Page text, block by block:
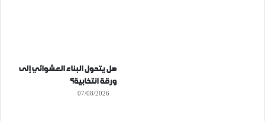
هل يتحول البناء العشوائي إلى
ورقة انتخابية؟
07/08/2026